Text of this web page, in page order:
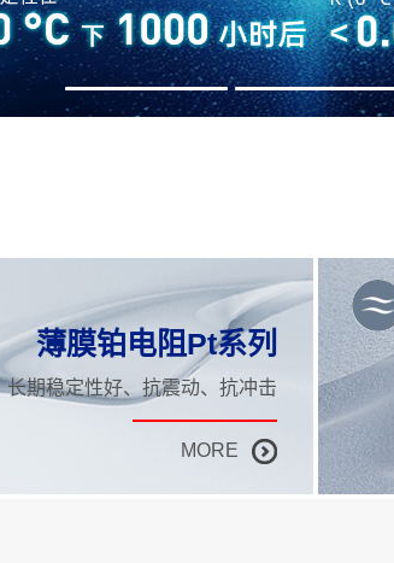
薄膜铂电阻Pt系列
长期稳定性好、抗震动、抗冲击
MORE